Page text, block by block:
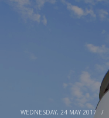
WEDNESDAY, 24 MAY 2017 /